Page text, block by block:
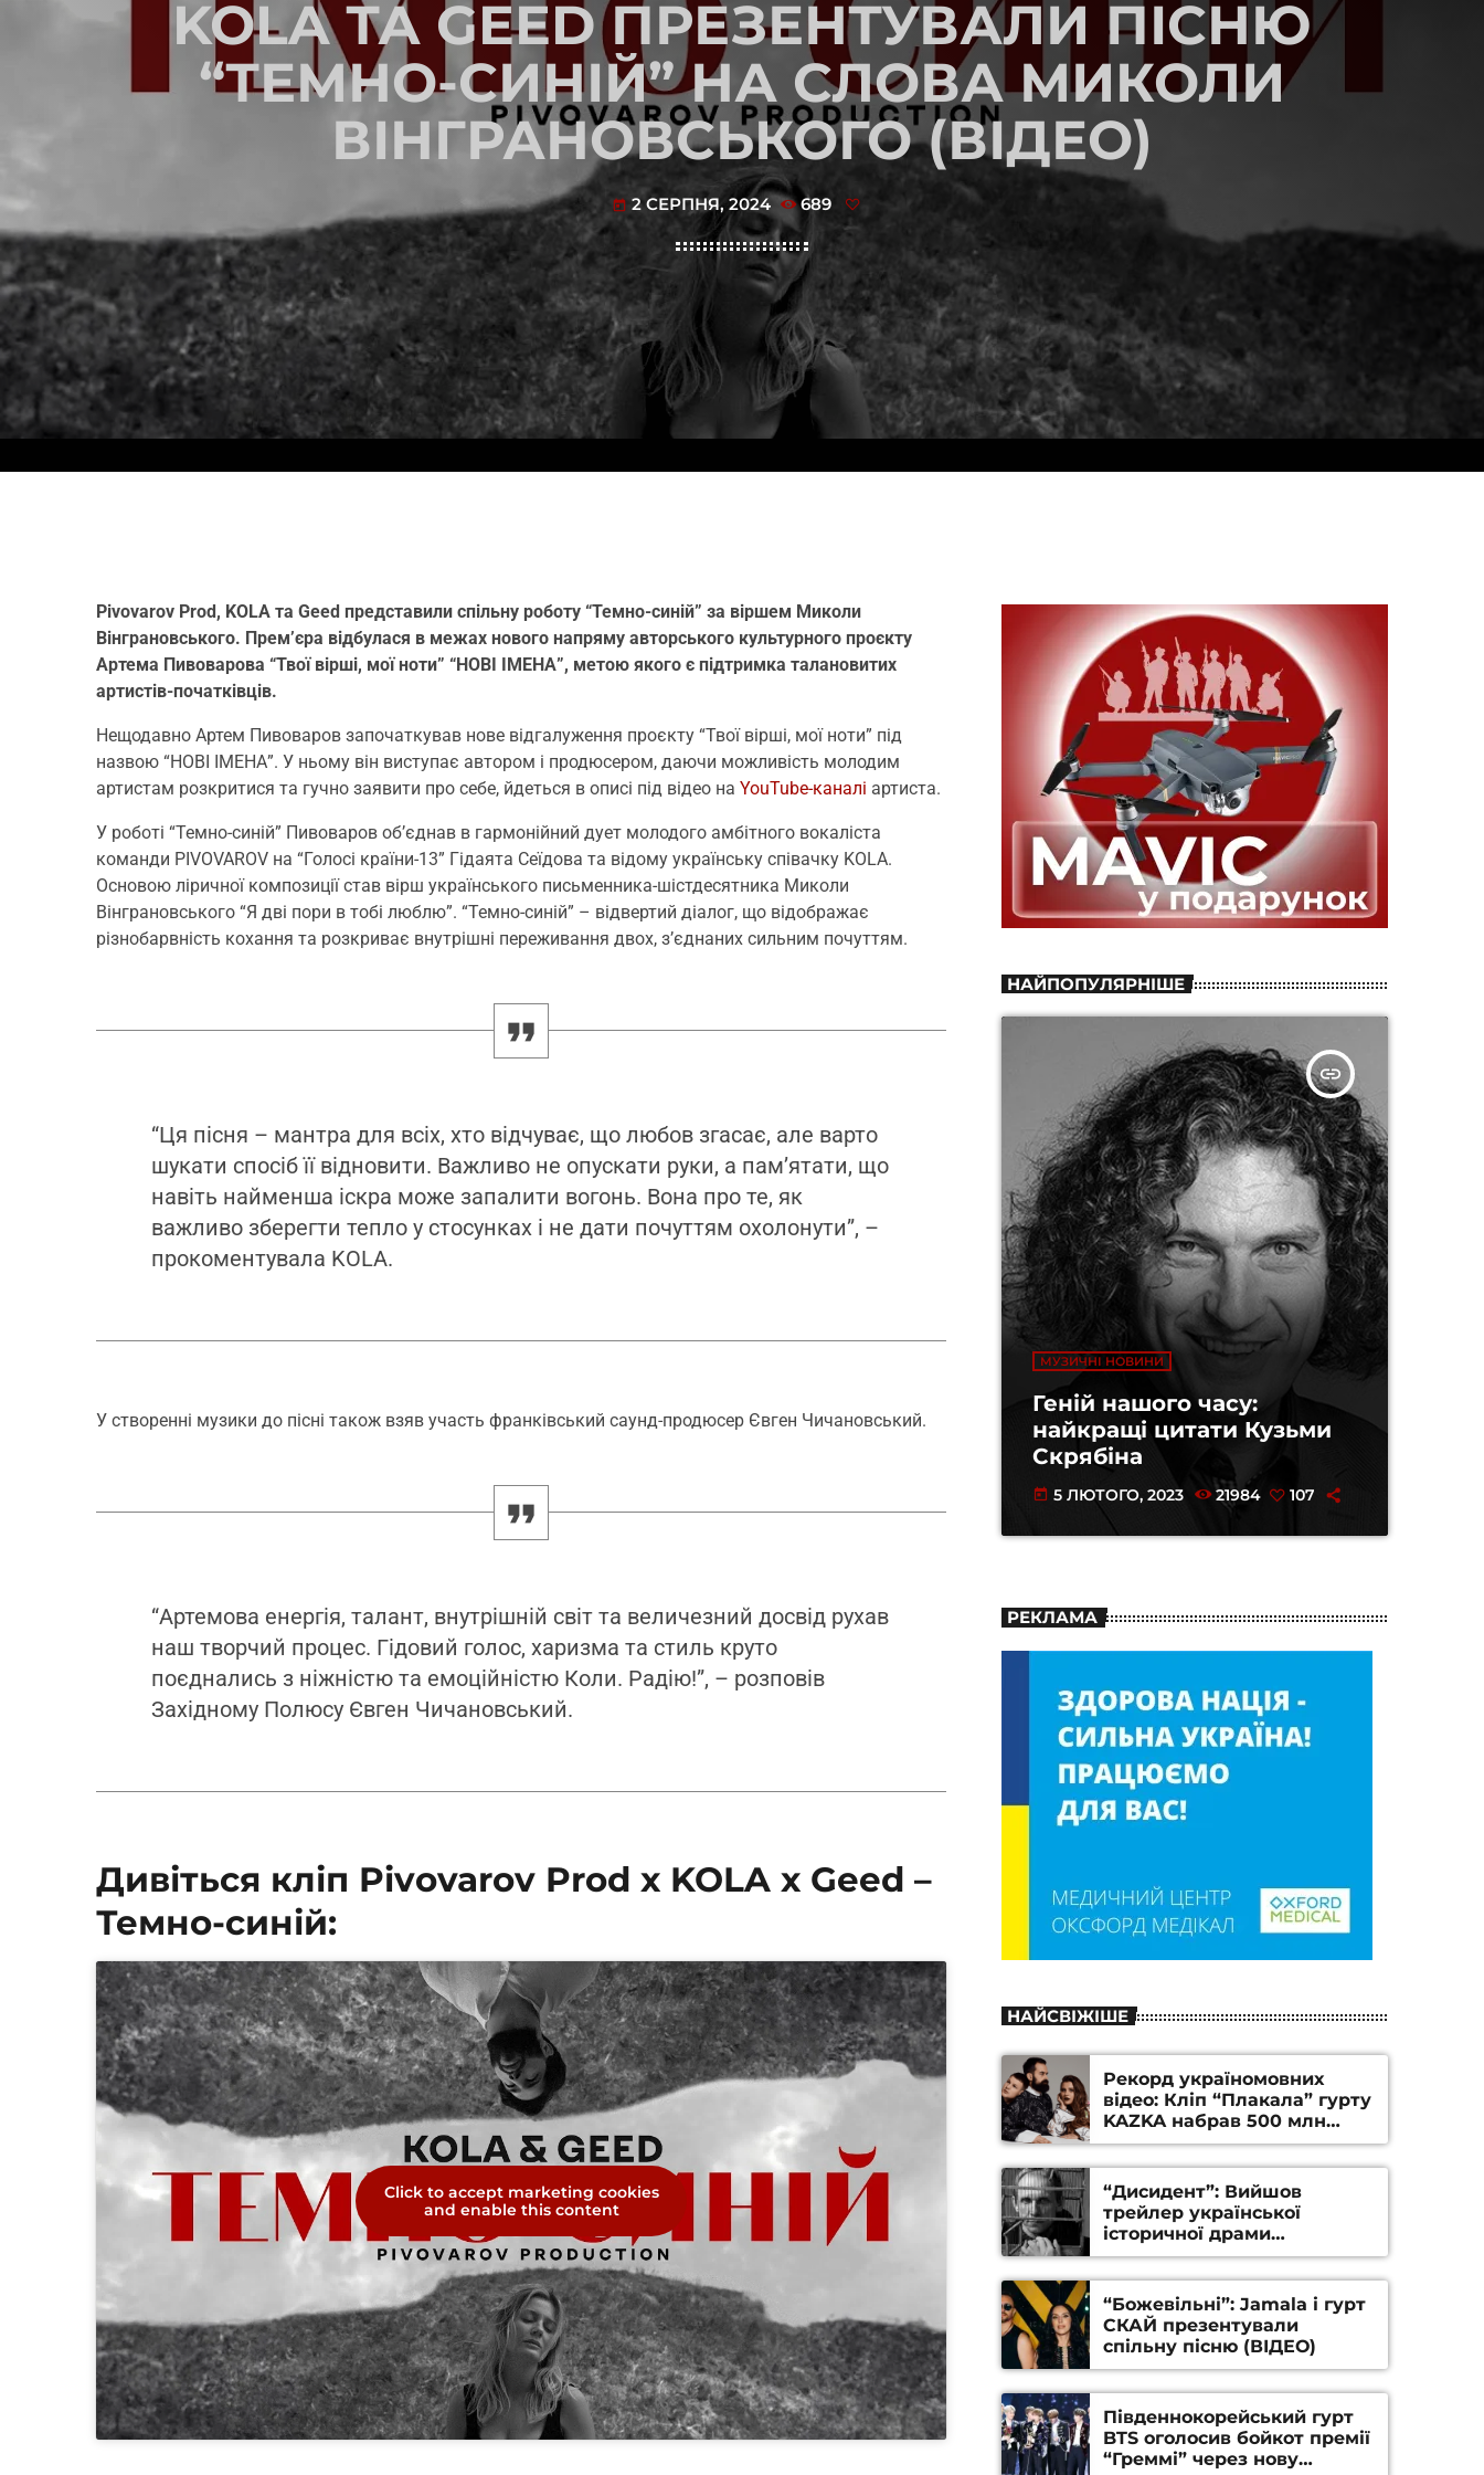
KOLA ТА GEED ПРЕЗЕНТУВАЛИ ПІСНЮ
“ТЕМНО-СИНІЙ” НА СЛОВА МИКОЛИ
ВІНГРАНОВСЬКОГО (ВІДЕО)
today 2 СЕРПНЯ, 2024 689
Pivovarov Prod, KOLA та Geed представили спільну роботу “Темно-синій” за віршем Миколи
Вінграновського. Прем’єра відбулася в межах нового напряму авторського культурного проєкту
Артема Пивоварова “Твої вірші, мої ноти” “НОВІ ІМЕНА”, метою якого є підтримка талановитих
артистів-початківців.
Нещодавно Артем Пивоваров започаткував нове відгалуження проєкту “Твої вірші, мої ноти” під
назвою “НОВІ ІМЕНА”. У ньому він виступає автором і продюсером, даючи можливість молодим
артистам розкритися та гучно заявити про себе, йдеться в описі під відео на YouTube-каналі артиста.
У роботі “Темно-синій” Пивоваров об’єднав в гармонійний дует молодого амбітного вокаліста
команди PIVOVAROV на “Голосі країни-13” Гідаята Сеїдова та відому українську співачку KOLA.
Основою ліричної композиції став вірш українського письменника-шістдесятника Миколи
Вінграновського “Я дві пори в тобі люблю”. “Темно-синій” – відвертий діалог, що відображає
різнобарвність кохання та розкриває внутрішні переживання двох, з’єднаних сильним почуттям.
“Ця пісня – мантра для всіх, хто відчуває, що любов згасає, але варто
шукати спосіб її відновити. Важливо не опускати руки, а пам’ятати, що
навіть найменша іскра може запалити вогонь. Вона про те, як
важливо зберегти тепло у стосунках і не дати почуттям охолонути”, –
прокоментувала KOLA.
У створенні музики до пісні також взяв участь франківський саунд-продюсер Євген Чичановський.
“Артемова енергія, талант, внутрішній світ та величезний досвід рухав
наш творчий процес. Гідовий голос, харизма та стиль круто
поєднались з ніжністю та емоційністю Коли. Радію!”, – розповів
Західному Полюсу Євген Чичановський.
Дивіться кліп Pivovarov Prod x KOLA x Geed –
Темно-синій:
Click to accept marketing cookies
and enable this content
НАЙПОПУЛЯРНІШЕ
insert_link
МУЗИЧНІ НОВИНИ
Геній нашого часу:
найкращі цитати Кузьми
Скрябіна
today 5 ЛЮТОГО, 2023 21984 107
РЕКЛАМА
НАЙСВІЖІШЕ
Рекорд україномовних
відео: Кліп “Плакала” гурту
KAZKA набрав 500 млн
переглядів на YouTube
“Дисидент”: Вийшов
трейлер української
історичної драми
Станіслава Гуренка та
Андрія Алфьорова (ВІДЕО)
“Божевільні”: Jamala і гурт
СКАЙ презентували
спільну пісню (ВІДЕО)
Південнокорейський гурт
BTS оголосив бойкот премії
“Греммі” через нову